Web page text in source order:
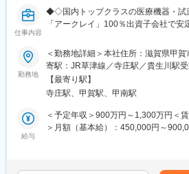
務を行っており、システムやExcelを
理のご経験を重視しています。
甲南工場の総務人事チームは15名で
理業務担当は4名在籍しています。
■組織について：
を大切にし、査定とは別に定期的な
す。
仕事内容
◆◇国内トップクラスの医療機器・試
「アークレイ」100％出資子会社で
／マイカー通勤可・シャトルバスあ
■業務概要：
医療機器の血糖自己計測器の世界的先
イ」の製造・物流を担う同社にて、品
業務を担当いただきます。
事
勤務地
＜勤務地詳細＞本社住所：滋賀県甲
寄駅：JR草津線／寺庄駅／貴生川駅
変更の範囲：会社の定める事業所
【最寄り駅】
寺庄駅、甲賀駅、甲南駅
給与
＜予定年収＞900万円～1,300万円＜
＞月額（基本給）：450,000円～